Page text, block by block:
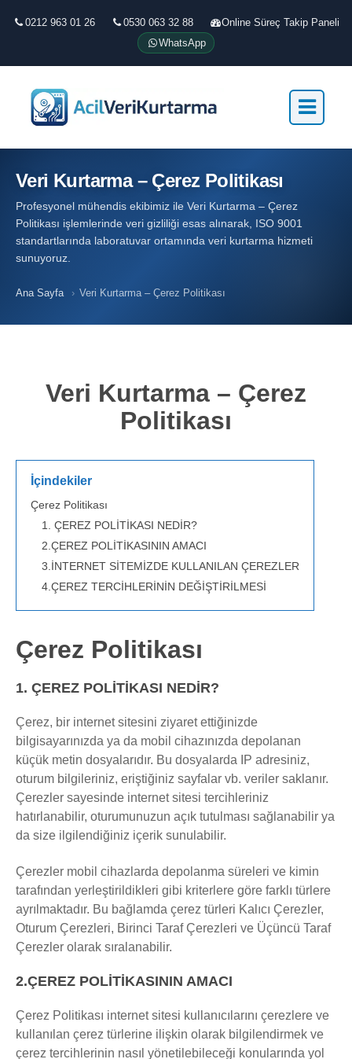
0212 963 01 26 0530 063 32 88
Online Süreç Takip Paneli
WhatsApp
Veri Kurtarma – Çerez Politikası
Profesyonel mühendis ekibimiz ile Veri Kurtarma – Çerez
Politikası işlemlerinde veri gizliliği esas alınarak, ISO 9001
standartlarında laboratuvar ortamında veri kurtarma hizmeti
sunuyoruz.
Ana Sayfa › Veri Kurtarma – Çerez Politikası
Veri Kurtarma – Çerez
Politikası
İçindekiler
Çerez Politikası
1. ÇEREZ POLİTİKASI NEDİR?
2.ÇEREZ POLİTİKASININ AMACI
3.İNTERNET SİTEMİZDE KULLANILAN ÇEREZLER
4.ÇEREZ TERCİHLERİNİN DEĞİŞTİRİLMESİ
Çerez Politikası
1. ÇEREZ POLİTİKASI NEDİR?
Çerez, bir internet sitesini ziyaret ettiğinizde
bilgisayarınızda ya da mobil cihazınızda depolanan
küçük metin dosyalarıdır. Bu dosyalarda IP adresiniz,
oturum bilgileriniz, eriştiğiniz sayfalar vb. veriler saklanır.
Çerezler sayesinde internet sitesi tercihleriniz
hatırlanabilir, oturumunuzun açık tutulması sağlanabilir ya
da size ilgilendiğiniz içerik sunulabilir.
Çerezler mobil cihazlarda depolanma süreleri ve kimin
tarafından yerleştirildikleri gibi kriterlere göre farklı türlere
ayrılmaktadır. Bu bağlamda çerez türleri Kalıcı Çerezler,
Oturum Çerezleri, Birinci Taraf Çerezleri ve Üçüncü Taraf
Çerezler olarak sıralanabilir.
2.ÇEREZ POLİTİKASININ AMACI
Çerez Politikası internet sitesi kullanıcılarını çerezlere ve
kullanılan çerez türlerine ilişkin olarak bilgilendirmek ve
çerez tercihlerinin nasıl yönetilebileceği konularında yol